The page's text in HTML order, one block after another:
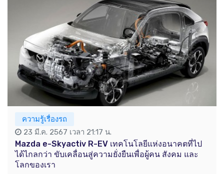
ความรู้เรื่องรถ
23 มี.ค. 2567 เวลา 21:17 น.
Mazda e-Skyactiv R-EV เทคโนโลยีแห่งอนาคตที่ไป
ได้ไกลกว่า ขับเคลื่อนสู่ความยั่งยืนเพื่อผู้คน สังคม และ
โลกของเรา